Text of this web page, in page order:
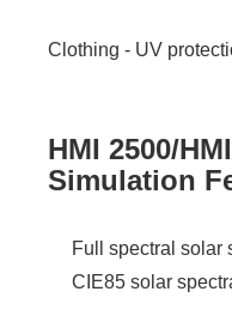
Clothing - UV
HMI 2500/
Simulation
Full spectral solar
CIE85 solar